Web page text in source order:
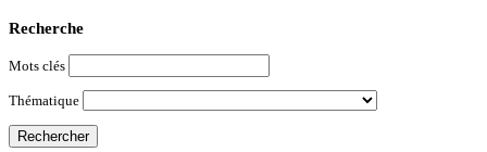
Recherche
Mots clés
Thématique